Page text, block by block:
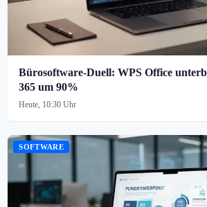
Bürosoftware-Duell: WPS Office
365 um 90%
Heute, 10:30 Uhr
SOFTWARE